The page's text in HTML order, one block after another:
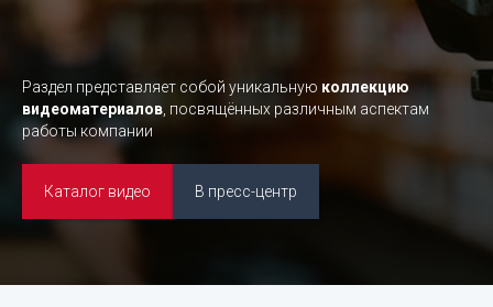
Раздел представляет собой уникальную коллекцию
видеоматериалов, посвящённых различным аспектам
работы компании
Каталог видео В пресс-центр